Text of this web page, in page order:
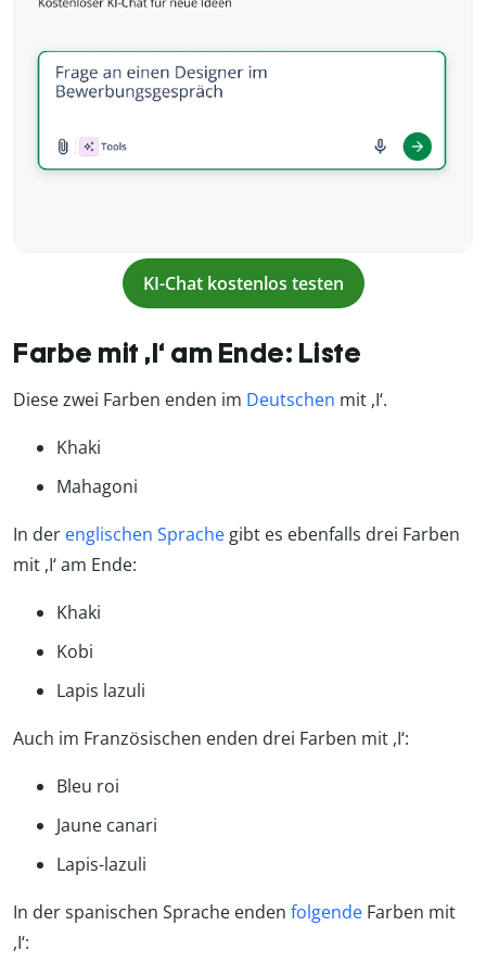
KI-Chat kostenlos testen
Farbe mit ,I‘ am Ende: Liste
Diese zwei Farben enden im Deutschen mit ,I‘.
Khaki
Mahagoni
In der englischen Sprache gibt es ebenfalls drei Farben
mit ,I‘ am Ende:
Khaki
Kobi
Lapis lazuli
Auch im Französischen enden drei Farben mit ,I‘:
Bleu roi
Jaune canari
Lapis-lazuli
In der spanischen Sprache enden folgende Farben mit
,I‘: